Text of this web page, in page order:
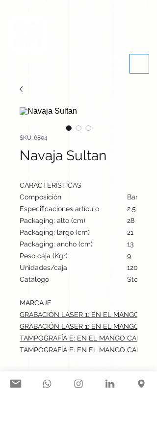
SKU: 6804
Navaja Sultan
CARACTERÍSTICAS
Composición
Bambú/
Especificaciones artículo
2.5 cm /
Packaging: alto (cm)
28
Packaging: largo (cm)
21
Packaging: ancho (cm)
13
Peso caja (Kgr)
9
Unidades/caja
120
Catálogo
Stock
MARCAJE
GRABACIÓN LASER 1: EN EL MANGO
GRABACIÓN LASER 1: EN EL MANGO
TAMPOGRAFÍA E: EN EL MANGO CARA
TAMPOGRAFÍA E: EN EL MANGO CARA